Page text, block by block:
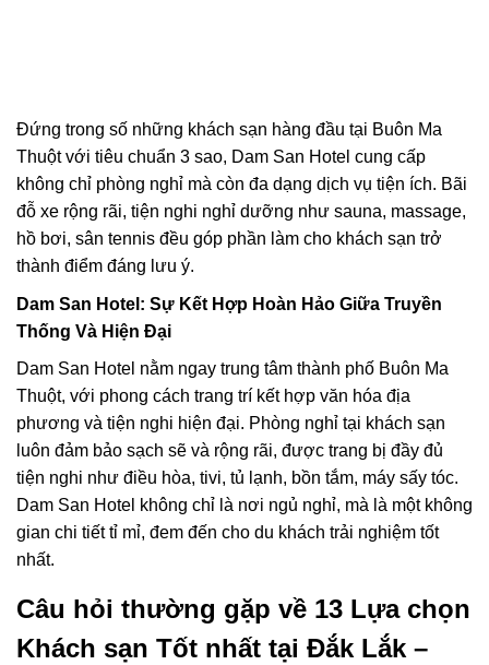
Đứng trong số những khách sạn hàng đầu tại Buôn Ma
Thuột với tiêu chuẩn 3 sao, Dam San Hotel cung cấp
không chỉ phòng nghỉ mà còn đa dạng dịch vụ tiện ích. Bãi
đỗ xe rộng rãi, tiện nghi nghỉ dưỡng như sauna, massage,
hồ bơi, sân tennis đều góp phần làm cho khách sạn trở
thành điểm đáng lưu ý.
Dam San Hotel: Sự Kết Hợp Hoàn Hảo Giữa Truyền
Thống Và Hiện Đại
Dam San Hotel nằm ngay trung tâm thành phố Buôn Ma
Thuột, với phong cách trang trí kết hợp văn hóa địa
phương và tiện nghi hiện đại. Phòng nghỉ tại khách sạn
luôn đảm bảo sạch sẽ và rộng rãi, được trang bị đầy đủ
tiện nghi như điều hòa, tivi, tủ lạnh, bồn tắm, máy sấy tóc.
Dam San Hotel không chỉ là nơi ngủ nghỉ, mà là một không
gian chi tiết tỉ mỉ, đem đến cho du khách trải nghiệm tốt
nhất.
Câu hỏi thường gặp về 13 Lựa chọn
Khách sạn Tốt nhất tại Đắk Lắk –